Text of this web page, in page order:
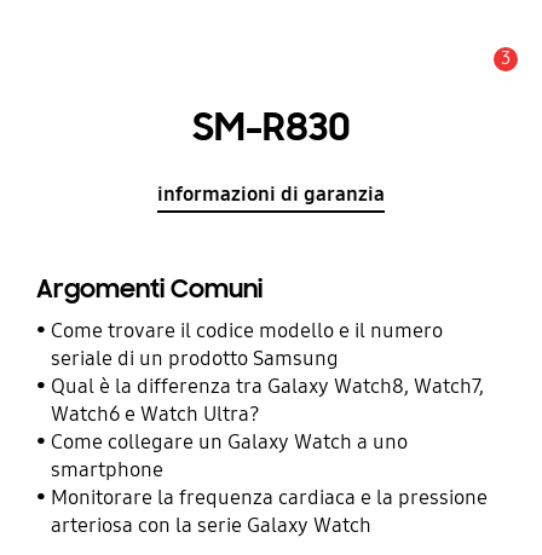
3
SM-R830
informazioni di garanzia
Argomenti Comuni
Come trovare il codice modello e il numero
seriale di un prodotto Samsung
Qual è la differenza tra Galaxy Watch8, Watch7,
Watch6 e Watch Ultra?
Come collegare un Galaxy Watch a uno
smartphone
Monitorare la frequenza cardiaca e la pressione
arteriosa con la serie Galaxy Watch